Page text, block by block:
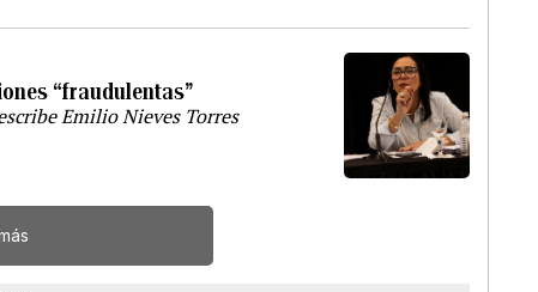
“fraudulentas”
Emilio Nieves Torres